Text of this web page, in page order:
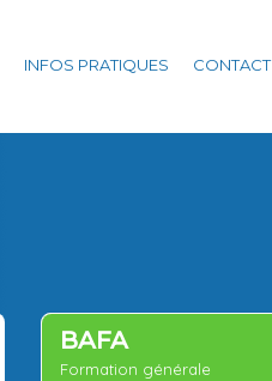
INFOS PRATIQUES CONTACT
BAFA
Formation générale